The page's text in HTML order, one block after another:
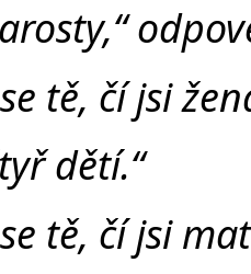
tě, čí jsi
dětí.“
tě, čí jsi